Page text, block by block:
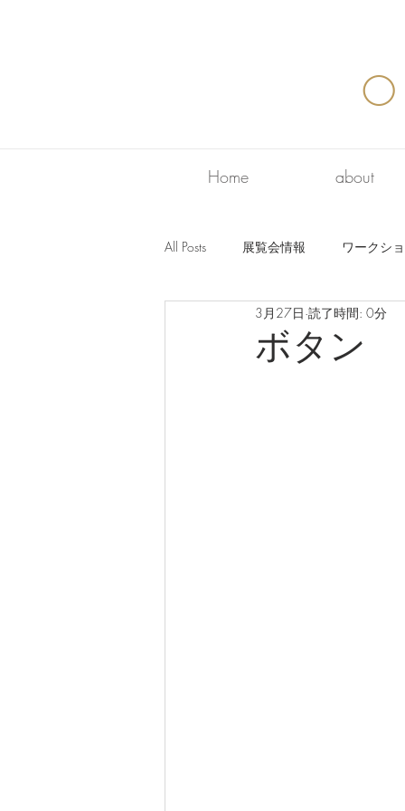
Home about
All Posts 展覧会情報 ワークシ
ボタン
3月27日 読了時間: 0分